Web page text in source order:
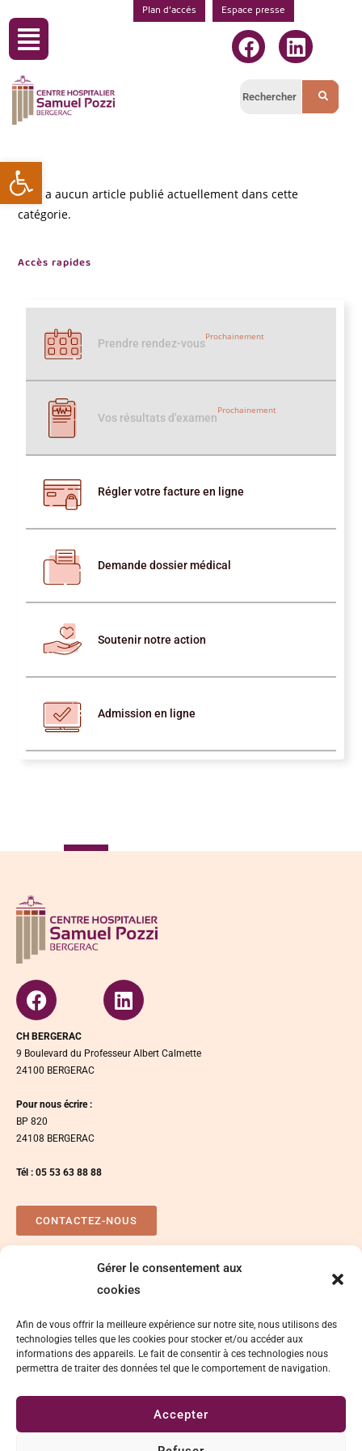
Ouvrir la barre d’outils
Gérer le consentement aux
cookies
Afin de vous offrir la meilleure expérience sur notre site, nous utilisons des
technologies telles que les cookies pour stocker et/ou accéder aux
informations des appareils. Le fait de consentir à ces technologies nous
permettra de traiter des données tel que le comportement de navigation.
Accepter
Plan d’accés Espace presse
Il n’y a aucun article publié actuellement dans cette
catégorie.
Accès rapides
Prendre rendez-vous
Prochainement
Vos résultats d'examen
Prochainement
Régler votre facture en ligne
Demande dossier médical
Soutenir notre action
Admission en ligne
CH BERGERAC
9 Boulevard du Professeur Albert Calmette
24100 BERGERAC
Pour nous écrire :
BP 820
24108 BERGERAC
Tél : 05 53 63 88 88
CONTACTEZ-NOUS
Espace presse